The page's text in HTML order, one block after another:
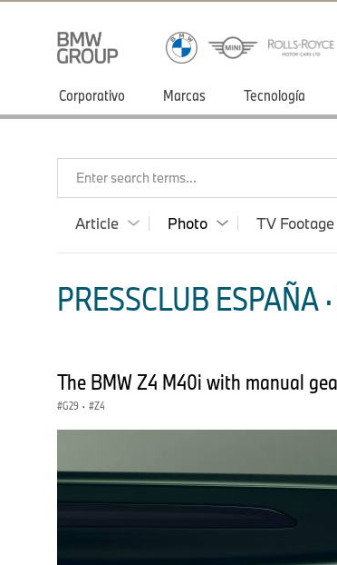
Corporativo Marcas Tecnología
Enter search terms...
Article Photo TV Footage
PRESSCLUB ESPAÑA
The BMW Z4 M40i with manual
G29 · Z4